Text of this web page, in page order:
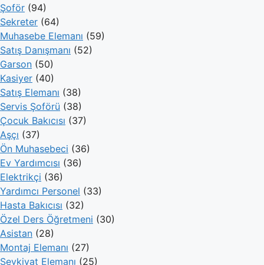
Şoför (94)
Sekreter (64)
Muhasebe Elemanı (59)
Satış Danışmanı (52)
Garson (50)
Kasiyer (40)
Satış Elemanı (38)
Servis Şoförü (38)
Çocuk Bakıcısı (37)
Aşçı (37)
Ön Muhasebeci (36)
Ev Yardımcısı (36)
Elektrikçi (36)
Yardımcı Personel (33)
Hasta Bakıcısı (32)
Özel Ders Öğretmeni (30)
Asistan (28)
Montaj Elemanı (27)
Sevkiyat Elemanı (25)